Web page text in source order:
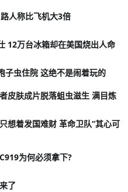
人称比飞机大3倍
12万台冰箱却在美国烧出人命
子虫住院 这绝不是闹着玩的
皮肤成片脱落蛆虫滋生 满目炼
想着发国难财 革命卫队“其心可
为何必须拿下?
了